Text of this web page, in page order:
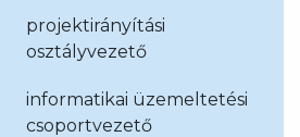
projektirányítási
osztályvezető
informatikai üzemeltetési
csoportvezető